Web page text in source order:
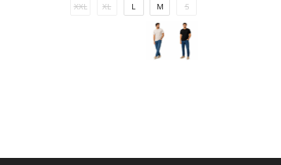
S
M
L
XL
XXL